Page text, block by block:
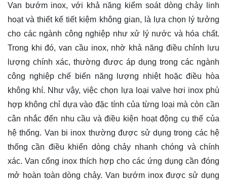
Van bướm inox, với khả năng kiểm soát dòng chảy linh
hoạt và thiết kế tiết kiệm không gian, là lựa chọn lý tưởng
cho các ngành công nghiệp như xử lý nước và hóa chất.
Trong khi đó, van cầu inox, nhờ khả năng điều chỉnh lưu
lượng chính xác, thường được áp dụng trong các ngành
công nghiệp chế biến năng lượng nhiệt hoặc điều hòa
không khí. Như vậy, việc chọn lựa loại valve hơi inox phù
hợp không chỉ dựa vào đặc tính của từng loại mà còn cần
cân nhắc đến nhu cầu và điều kiện hoạt động cụ thể của
hệ thống. Van bi inox thường được sử dụng trong các hệ
thống cần điều khiển dòng chảy nhanh chóng và chính
xác. Van cổng inox thích hợp cho các ứng dụng cần đóng
mở hoàn toàn dòng chảy. Van bướm inox được sử dụng